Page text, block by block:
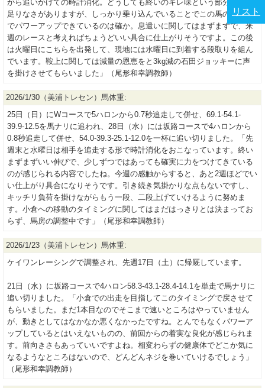
から追いかけての時計消化。どうしても終いのキレ味という部分では物
足りなさがありますが、しっかり乗り込んでいることでこの馬のペース
でパワーアップできているのは確か。息遣いに関してはまずまずで、来
週のレースと考えればちょうどいい具合に仕上がりそうですよ。この後
は火曜日にこちらを出発して、現地には水曜日に到着する段取りを組ん
でいます。鞍上に関しては減量の恩恵をと3kg減の石田ジョッキーに声
を掛けさせてもらいました」（尾形和幸調教師）
2026/1/30（美浦トレセン）馬体重:
25日（日）にWコースで5ハロンから0.7秒追走して併せ、69.1-54.1-
39.9-12.5を馬ナリに追われ、28日（水）には坂路コースで4ハロンから
0.8秒追走して併せ、54.0-39.3-25.1-12.0を一杯に追い切りました。「先
週末と水曜日は相手を追走する形で時計消化をおこなっています。終い
まずまずいい伸びで、少しずつではあっても確実に力をつけてきている
のが感じられる内容でしたね。今週の感触からすると、あと2週ほどでい
い仕上がり具合になりそうです。引き続き気掛かりな点もないですし、
キッチリ負荷を掛けながらもう一段、二段上げていけるように努めま
す。小倉への移動のタイミングに関してはまだはっきりとは決まってお
らず、馬房の調整中です」（尾形和幸調教師）
2026/1/23（美浦トレセン）馬体重:
ケイワンレーシングで調整され、先週17日（土）に帰厩しています。
21日（水）に坂路コースで4ハロン58.3-43.1-28.4-14.1を単走で馬ナリに
追い切りました。「小倉での出走を目指してこのタイミングで戻させて
もらいました。まだ1本目なのでそこまで速いところはやっていません
が、動きとしてはなかなか悪くなかったですね。とんでもなくパワーア
ップしているとはいえないものの、前回からの着実な良化が感じられま
す。前向きさもあっていいですよね。相変わらずの健康体でどこか気に
なるようなところはないので、どんどんネジを巻いていけるでしょう」
（尾形和幸調教師）
リスト